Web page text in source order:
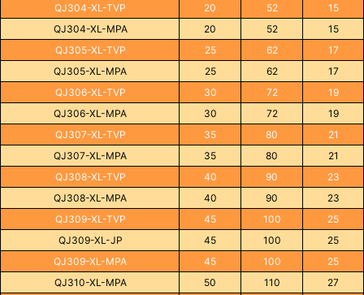
QJ304-XL-TVP
20 52
15
QJ304-XL-MPA
20 52
15
QJ305-XL-TVP
25 62
17
QJ305-XL-MPA
25 62
17
QJ306-XL-TVP
30 72
19
QJ306-XL-MPA
30 72
19
QJ307-XL-TVP
35 80
21
QJ307-XL-MPA
35 80
21
QJ308-XL-TVP
40 90
23
QJ308-XL-MPA
40 90
23
QJ309-XL-TVP
45 100
25
QJ309-XL-JP
45 100
25
QJ309-XL-MPA
45 100
25
QJ310-XL-MPA
50 110
27